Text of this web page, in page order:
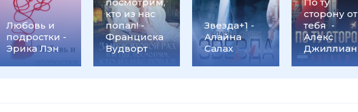
Любовь и
подростки -
Эрика Лэн
кто из нас
попал! -
Франциска
Вудворт
Звезда+1 -
Алайна
Салах
сторону от
тебя -
Алекс
Джиллиан